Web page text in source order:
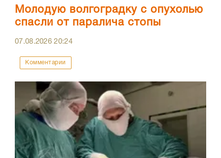
Молодую волгоградку с опухолью
спасли от паралича стопы
07.08.202620:24
Комментарии